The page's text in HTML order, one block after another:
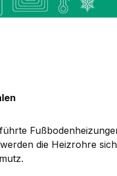
die Heizrohre